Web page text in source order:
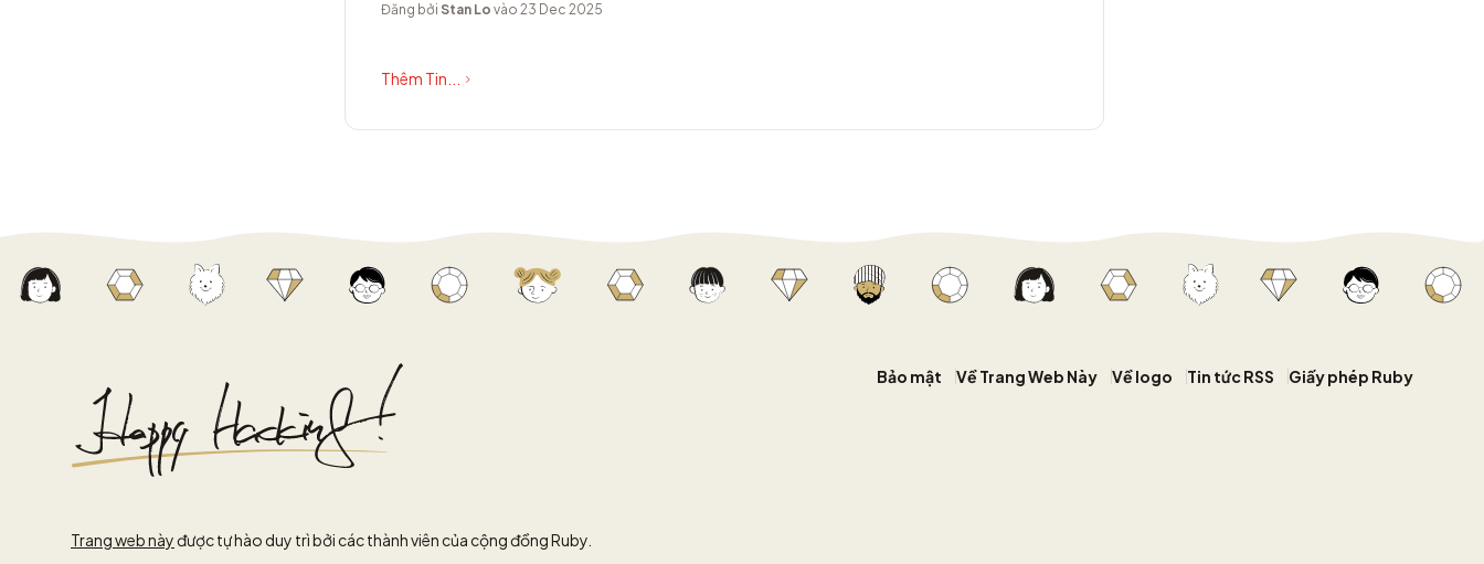
Đăng bởi Stan Lo vào 23 Dec 2025
Thêm Tin...
Bảo mật Về Trang Web Này Về logo Tin tức RSS Giấy phép Ruby
Trang web nàyđược tự hào duy trì bởi các thành viên của cộng đồng Ruby.